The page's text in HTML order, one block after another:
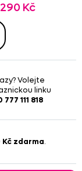
Kč
Volejte
linku
777 111 818
Kč zdarma.